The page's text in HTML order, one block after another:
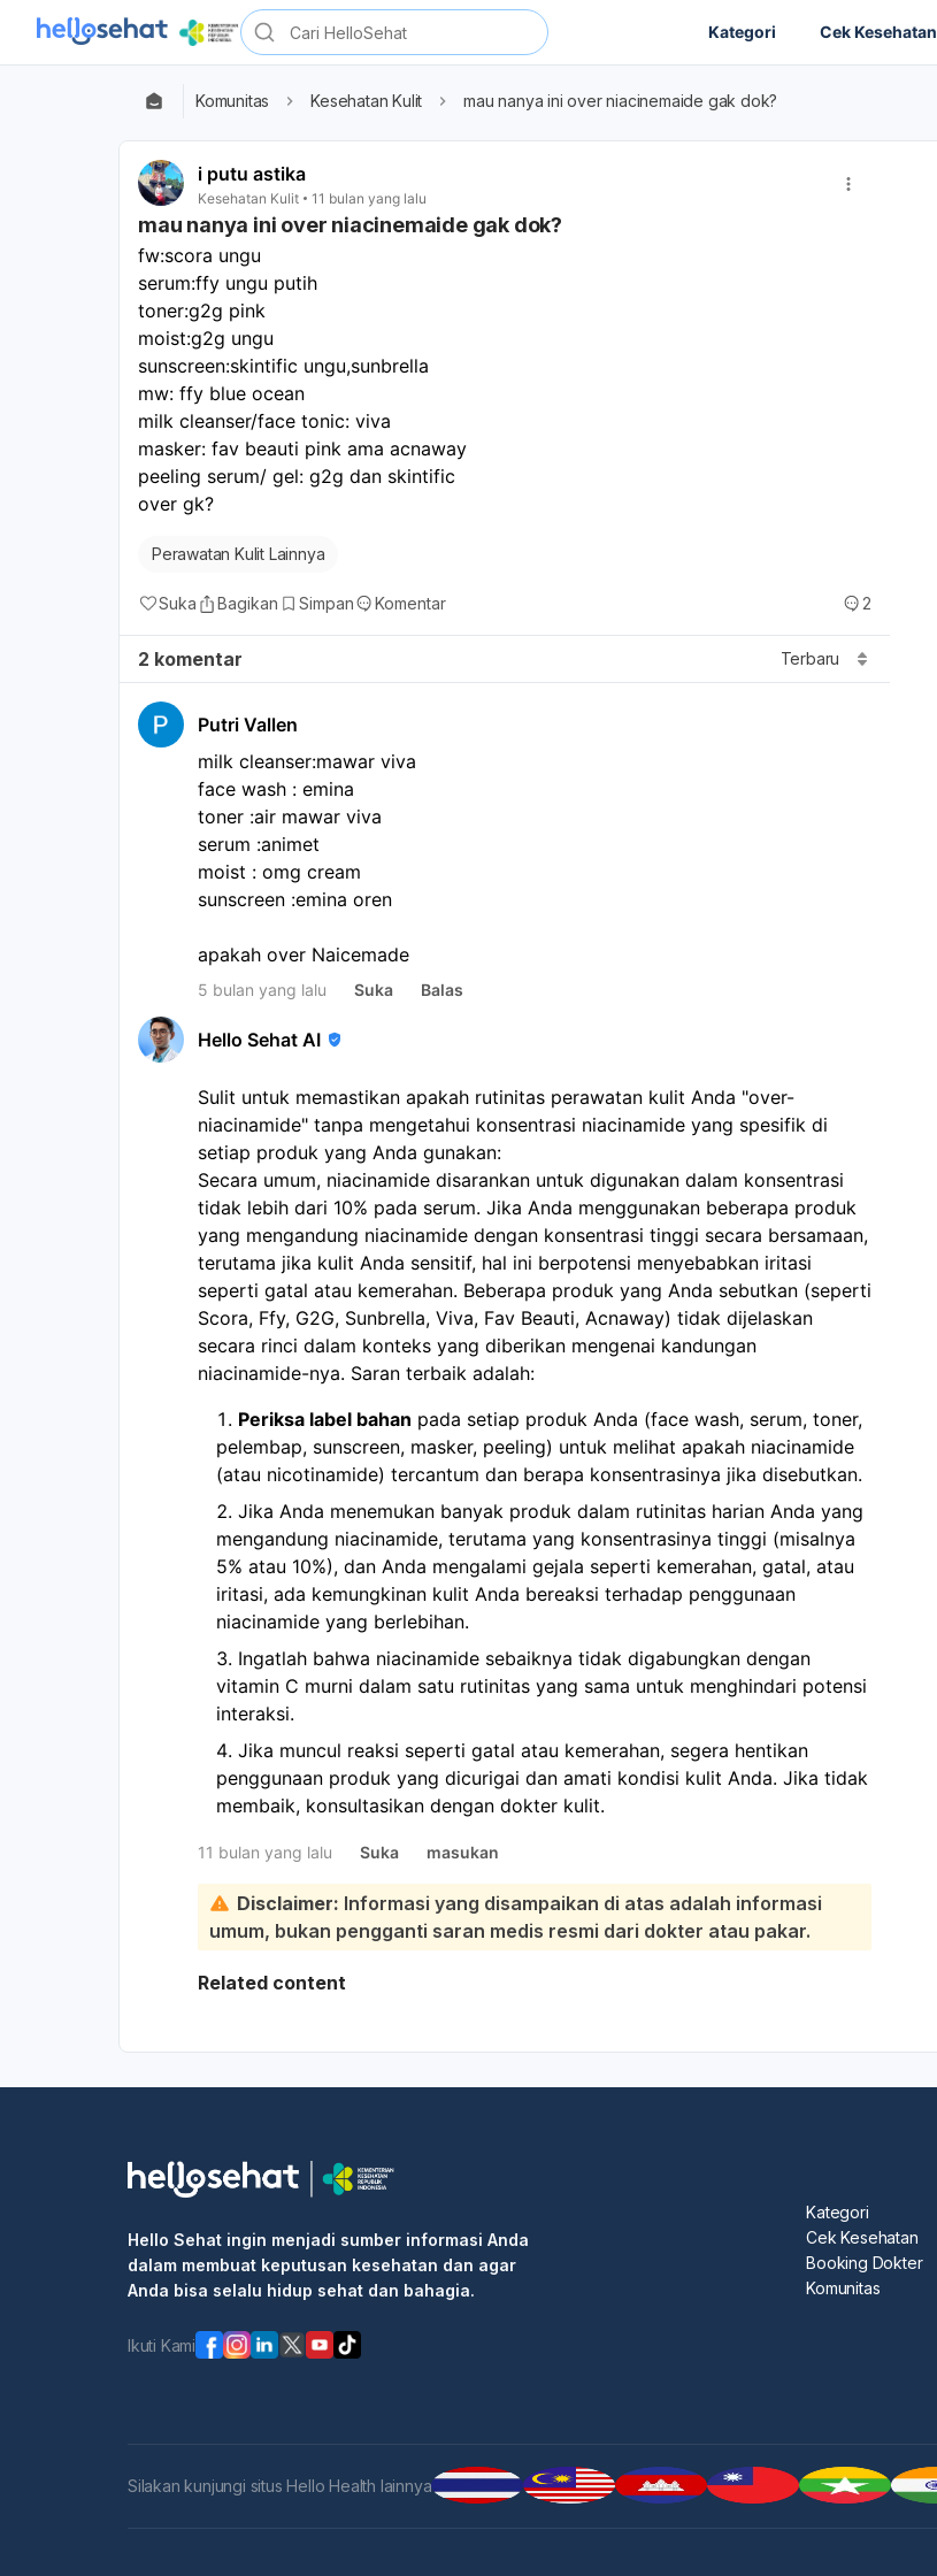
Kategori Cek Kesehatan
Komunitas Kesehatan Kulit mau nanya ini over niacinemaide gak dok?
i putu astika
Kesehatan Kulit 11 bulan yang lalu
mau nanya ini over niacinemaide gak dok?
fw:scora ungu
serum:ffy ungu putih
toner:g2g pink
moist:g2g ungu
sunscreen:skintific ungu,sunbrella
mw: ffy blue ocean
milk cleanser/face tonic: viva
masker: fav beauti pink ama acnaway
peeling serum/ gel: g2g dan skintific
over gk?
Perawatan Kulit Lainnya
Suka Bagikan Simpan Komentar 2
2 komentar Terbaru
Putri Vallen
milk cleanser:mawar viva
face wash : emina
toner :air mawar viva
serum :animet
moist : omg cream
sunscreen :emina oren
apakah over Naicemade
5 bulan yang lalu Suka Balas
Hello Sehat AI
Sulit untuk memastikan apakah rutinitas perawatan kulit Anda "over-
niacinamide" tanpa mengetahui konsentrasi niacinamide yang spesifik di
setiap produk yang Anda gunakan:
Secara umum, niacinamide disarankan untuk digunakan dalam konsentrasi
tidak lebih dari 10% pada serum. Jika Anda menggunakan beberapa produk
yang mengandung niacinamide dengan konsentrasi tinggi secara bersamaan,
terutama jika kulit Anda sensitif, hal ini berpotensi menyebabkan iritasi
seperti gatal atau kemerahan. Beberapa produk yang Anda sebutkan (seperti
Scora, Ffy, G2G, Sunbrella, Viva, Fav Beauti, Acnaway) tidak dijelaskan
secara rinci dalam konteks yang diberikan mengenai kandungan
niacinamide-nya. Saran terbaik adalah:
Periksa label bahan pada setiap produk Anda (face wash, serum, toner,
pelembap, sunscreen, masker, peeling) untuk melihat apakah niacinamide
(atau nicotinamide) tercantum dan berapa konsentrasinya jika disebutkan.
Jika Anda menemukan banyak produk dalam rutinitas harian Anda yang
mengandung niacinamide, terutama yang konsentrasinya tinggi (misalnya
5% atau 10%), dan Anda mengalami gejala seperti kemerahan, gatal, atau
iritasi, ada kemungkinan kulit Anda bereaksi terhadap penggunaan
niacinamide yang berlebihan.
Ingatlah bahwa niacinamide sebaiknya tidak digabungkan dengan
vitamin C murni dalam satu rutinitas yang sama untuk menghindari potensi
interaksi.
Jika muncul reaksi seperti gatal atau kemerahan, segera hentikan
penggunaan produk yang dicurigai dan amati kondisi kulit Anda. Jika tidak
membaik, konsultasikan dengan dokter kulit.
11 bulan yang lalu Suka masukan
Disclaimer: Informasi yang disampaikan di atas adalah informasi
umum, bukan pengganti saran medis resmi dari dokter atau pakar.
Related content
Hello Sehat ingin menjadi sumber informasi Anda
dalam membuat keputusan kesehatan dan agar
Anda bisa selalu hidup sehat dan bahagia.
Ikuti Kami
Kategori
Cek Kesehatan
Booking Dokter
Komunitas
Silakan kunjungi situs Hello Health lainnya